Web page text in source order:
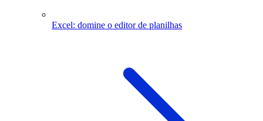
Excel: domine o editor de planilhas